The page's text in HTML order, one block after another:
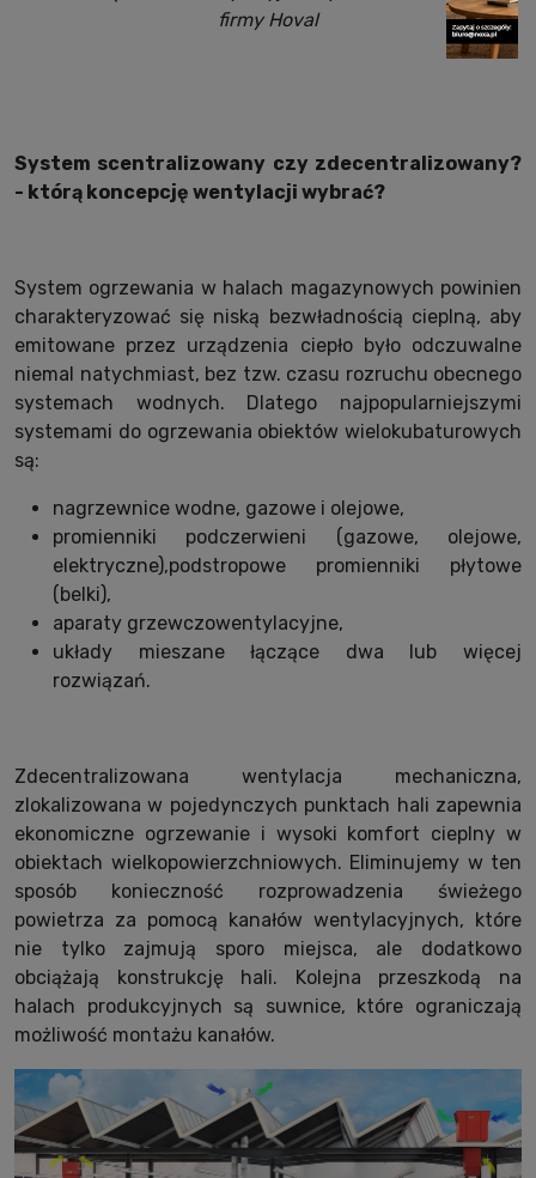
firmy Hoval
System scentralizowany czy zdecentralizowany?
- którą koncepcję wentylacji wybrać?
System ogrzewania w halach magazynowych powinien
charakteryzować się niską bezwładnością cieplną, aby
emitowane przez urządzenia ciepło było odczuwalne
niemal natychmiast, bez tzw. czasu rozruchu obecnego
systemach wodnych. Dlatego najpopularniejszymi
systemami do ogrzewania obiektów wielokubaturowych
są:
nagrzewnice wodne, gazowe i olejowe,
promienniki podczerwieni (gazowe, olejowe,
elektryczne),podstropowe promienniki płytowe
(belki),
aparaty grzewczo­wentylacyjne,
układy mieszane łączące dwa lub więcej
rozwiązań.
Zdecentralizowana wentylacja mechaniczna,
zlokalizowana w pojedynczych punktach hali zapewnia
ekonomiczne ogrzewanie i wysoki komfort cieplny w
obiektach wielkopowierzchniowych. Eliminujemy w ten
sposób konieczność rozprowadzenia świeżego
powietrza za pomocą kanałów wentylacyjnych, które
nie tylko zajmują sporo miejsca, ale dodatkowo
obciążają konstrukcję hali. Kolejna przeszkodą na
halach produkcyjnych są suwnice, które ograniczają
możliwość montażu kanałów.